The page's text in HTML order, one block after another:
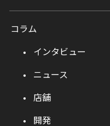
コラム
インタビュー
ニュース
店舗
開発